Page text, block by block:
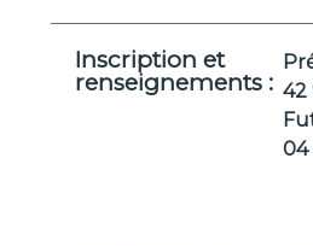
Inscription et
renseignements : 42
04